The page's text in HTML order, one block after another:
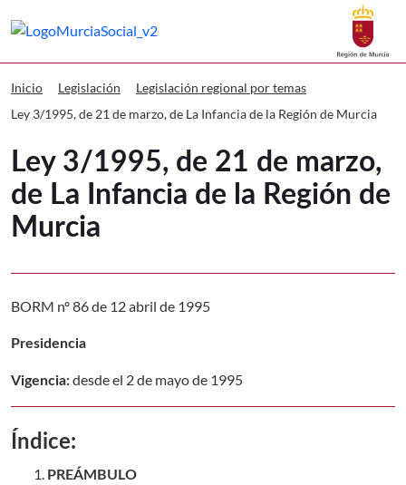
Murcia Social Ley 3/1995, de 21 de
Buscar
Inicio Legislación
Legislación regional por temas
Ley 3/1995, de 21 de marzo, de La Infancia de la Región de Murcia
Ley 3/1995, de 21 de marzo,
de La Infancia de la Región de
Murcia
BORM nº 86 de 12 abril de 1995
Presidencia
Vigencia:desde el 2 de mayo de 1995
Índice:
PREÁMBULO